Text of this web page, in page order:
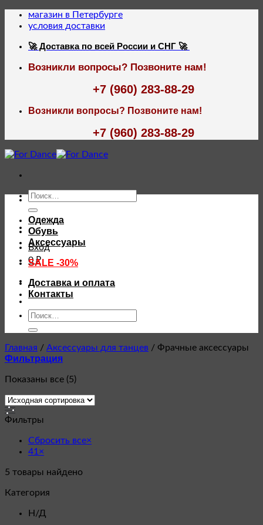
Skip
магазин в Петербурге
условия доставки
🚀 Доставка по всей России и СНГ 🚀
Возникли вопросы? Позвоните нам!
+7 (960) 283-88-29
Возникли вопросы? Позвоните нам!
+7 (960) 283-88-29
Искать:
Вход
0₽
Одежда
Обувь
Аксессуары
SALE -30%
Доставка и оплата
Контакты
Искать:
Главная / Аксессуары для танцев / Фрачные аксессуары
Фильтрация
Показаны все (5)
Фильтры
Сбросить все×
41 ×
5 товары найдено
Категория
Н/Д